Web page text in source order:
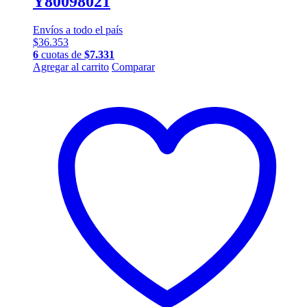
Envíos a todo el país
$36.353
6 cuotas de $7.331
Agregar al carrito Comparar